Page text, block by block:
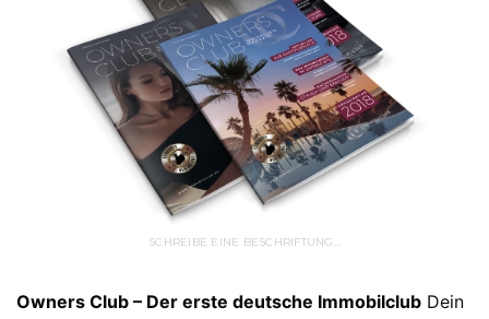
SCHREIBE EINE BESCHRIFTUNG…
Owners Club – Der erste deutsche Immobilclub Dein